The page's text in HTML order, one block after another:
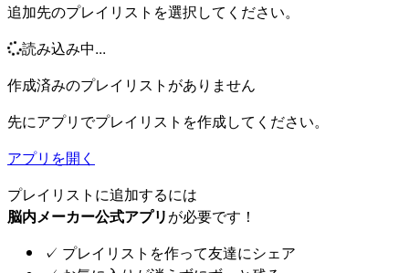
追加先のプレイリストを選択してください。
読み込み中...
作成済みのプレイリストがありません
先にアプリでプレイリストを作成してください。
アプリを開く
プレイリストに追加するには
脳内メーカー公式アプリが必要です！
✓ プレイリストを作って友達にシェア